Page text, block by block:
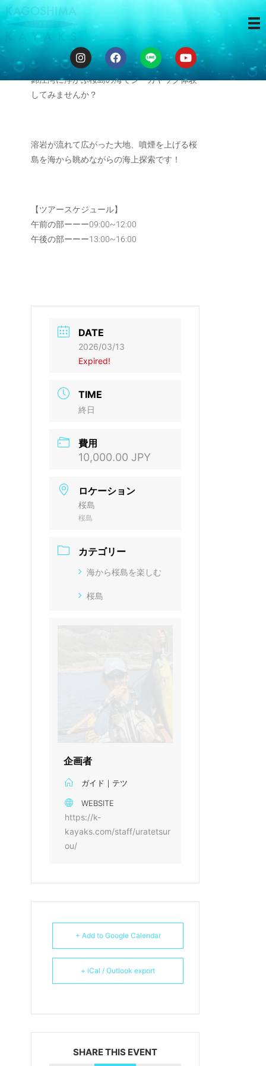
3時間ツアー
錦江湾に浮かぶ桜島の海でシーカヤック体験
してみませんか？
溶岩が流れて広がった大地、噴煙を上げる桜
島を海から眺めながらの海上探索です！
【ツアースケジュール】
午前の部ーーー09:00~12:00
午後の部ーーー13:00~16:00
DATE
2026/03/13
Expired!
TIME
終日
費用
10,000.00 JPY
ロケーション
桜島
桜島
カテゴリー
海から桜島を楽しむ
桜島
企画者
ガイド｜テツ
WEBSITE
https://k-
kayaks.com/staff/uratetsur
ou/
+ Add to Google Calendar
+ iCal / Outlook export
SHARE THIS EVENT